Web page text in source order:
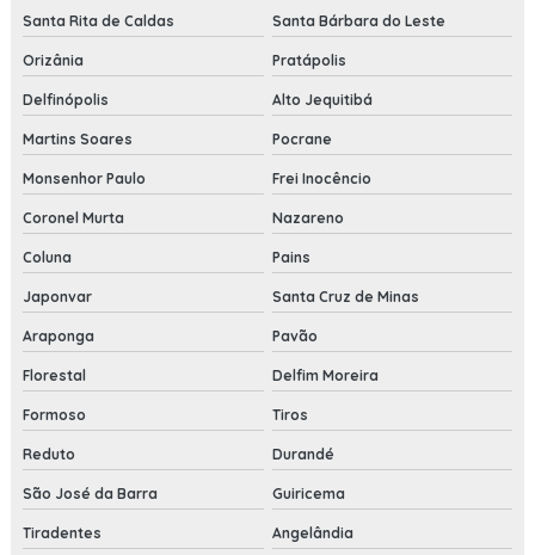
Santa Rita de Caldas Santa Bárbara do Leste
Orizânia Pratápolis
Delfinópolis Alto Jequitibá
Martins Soares Pocrane
Monsenhor Paulo Frei Inocêncio
Coronel Murta Nazareno
Coluna Pains
Japonvar Santa Cruz de Minas
Araponga Pavão
Florestal Delfim Moreira
Formoso Tiros
Reduto Durandé
São José da Barra Guiricema
Tiradentes Angelândia